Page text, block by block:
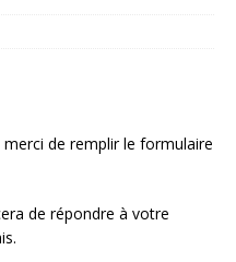
de remplir le formulaire
de répondre à votre